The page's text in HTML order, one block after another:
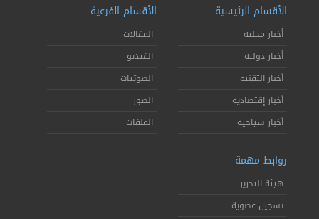
الأقسام الرئيسية
أخبار محلية
أخبار دولية
أخبار التقنية
أخبار إقتصادية
أخبار سياحية
الأقسام الفرعية
المقالات
الفيديو
الصوتيات
الصور
الملفات
روابط مهمة
هيئة التحرير
تسجيل عضوية